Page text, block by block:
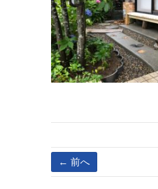
← 前へ